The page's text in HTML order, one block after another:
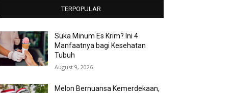
TERPOPULAR
Suka Minum Es Krim? Ini 4
Manfaatnya bagi Kesehatan
Tubuh
August 9, 2026
Melon Bernuansa Kemerdekaan,